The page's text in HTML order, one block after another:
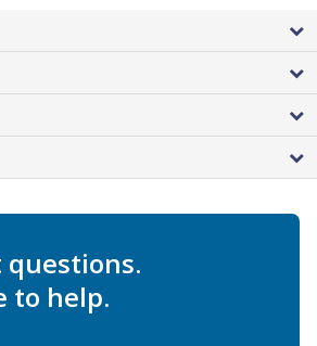
questions.
to help.